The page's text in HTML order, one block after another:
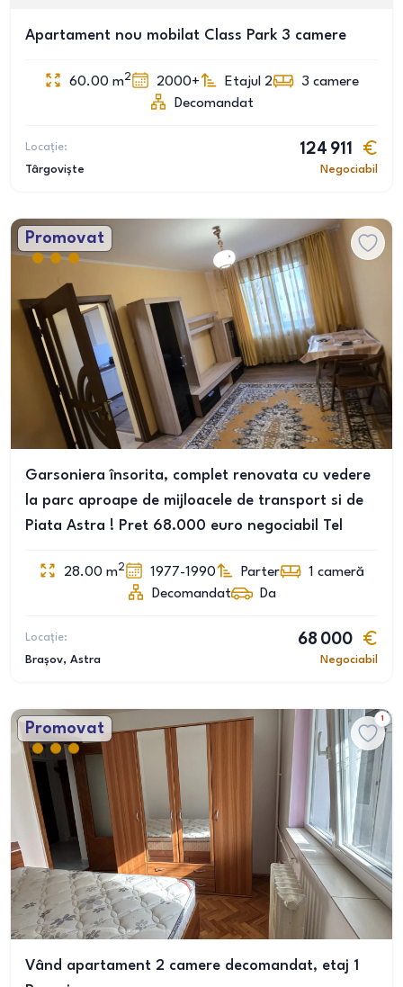
Apartament nou mobilat Class Park 3 camere
60.00 m2 2000+ Etajul 2 3 camere
Decomandat
Locație:
Târgoviște
124 911
Negociabil
Promovat
Garsoniera însorita, complet renovata cu vedere
la parc aproape de mijloacele de transport si de
Piata Astra ! Pret 68.000 euro negociabil Tel
28.00 m2 1977-1990 Parter 1 cameră
Decomandat
Da
Locație:
Brașov, Astra
68 000
Negociabil
Promovat
1
Vând apartament 2 camere decomandat, etaj 1